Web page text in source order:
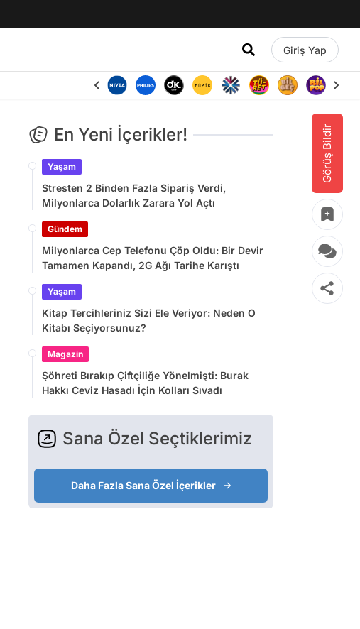
Giriş Yap
Görüş Bildir
En Yeni İçerikler!
Yaşam
Stresten 2 Binden Fazla Sipariş Verdi,
Milyonlarca Dolarlık Zarara Yol Açtı
Gündem
Milyonlarca Cep Telefonu Çöp Oldu: Bir Devir
Tamamen Kapandı, 2G Ağı Tarihe Karıştı
Yaşam
Kitap Tercihleriniz Sizi Ele Veriyor: Neden O
Kitabı Seçiyorsunuz?
Magazin
Şöhreti Bırakıp Çiftçiliğe Yönelmişti: Burak
Hakkı Ceviz Hasadı İçin Kolları Sıvadı
Sana Özel Seçtiklerimiz
Daha Fazla Sana Özel İçerikler